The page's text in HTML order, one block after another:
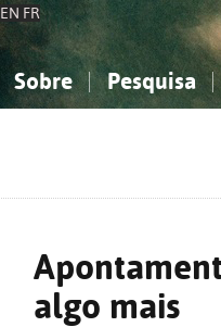
EN FR
Sobre Pesquisa
algo mais